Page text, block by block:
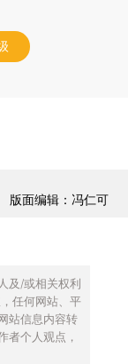
版面编辑：冯仁可
及/或相关权利
任何网站、平
站信息内容转
者个人观点，